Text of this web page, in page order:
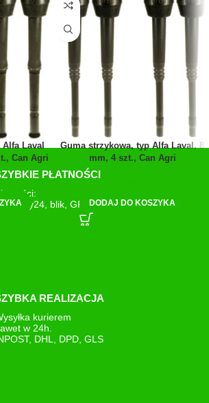
Laval
Can Agri
Guma strzykowa, typ Alfa Laval, 8
mm, 4 szt., Can Agri
DODAJ DO KOSZYKA
PŁATNOŚCI
blik, GPay
REALIZACJA
kurierem
w 24h.
DHL, DPD, GLS